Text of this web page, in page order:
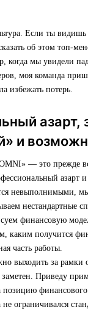
Если ты
об этом топ-
когда мы увидели
моя команда
избежать потерь.
азарт,
и
— это прежде
азарт
невыполнимыми,
нестандартные
финансовую
каким получится
часть работы.
выходить за рамки
заметен. Приведу
позицию
ограничивался